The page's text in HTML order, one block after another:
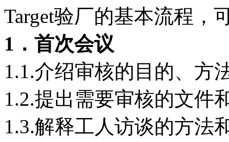
Target验厂的基本流程，
1．首次会议
1.1.介绍审核的目的、方
1.2.提出需要审核的文件
1.3.解释工人访谈的方法